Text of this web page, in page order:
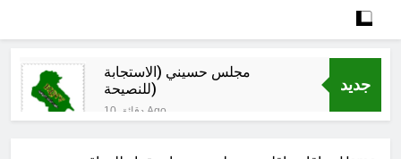
جديد
مجلس حسيني (الاستجابة
للنصيحة)
10 دقائق Ago